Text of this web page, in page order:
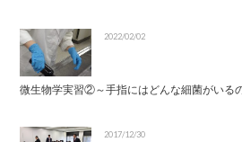
2022/02/02
微生物学実習②～手指にはどんな細菌がいる
2017/12/30